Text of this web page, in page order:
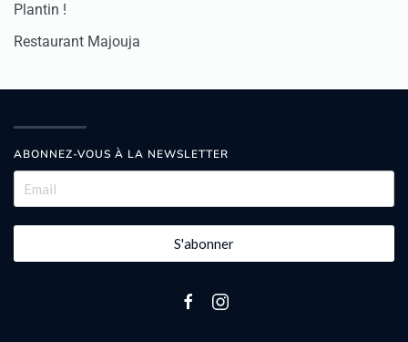
Plantin !
Restaurant Majouja
ABONNEZ-VOUS À LA NEWSLETTER
S'abonner